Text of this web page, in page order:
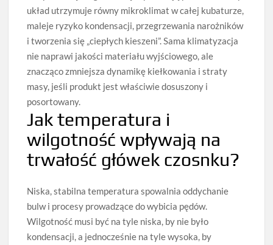
układ utrzymuje równy mikroklimat w całej kubaturze,
maleje ryzyko kondensacji, przegrzewania narożników
i tworzenia się „ciepłych kieszeni”. Sama klimatyzacja
nie naprawi jakości materiału wyjściowego, ale
znacząco zmniejsza dynamikę kiełkowania i straty
masy, jeśli produkt jest właściwie dosuszony i
posortowany.
Jak temperatura i
wilgotność wpływają na
trwałość główek czosnku?
Niska, stabilna temperatura spowalnia oddychanie
bulw i procesy prowadzące do wybicia pędów.
Wilgotność musi być na tyle niska, by nie było
kondensacji, a jednocześnie na tyle wysoka, by